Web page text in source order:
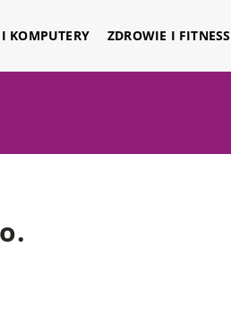
KOMPUTERY ZDROWIE I FITNESS